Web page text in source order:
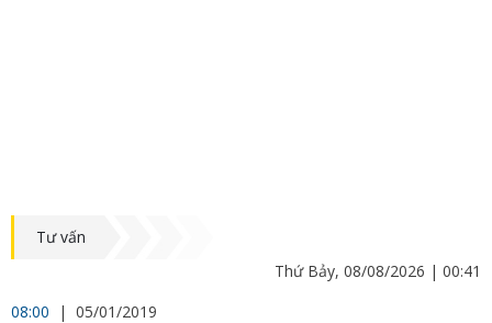
Tư vấn
Thứ Bảy, 08/08/2026 | 00:41
08:00
| 05/01/2019